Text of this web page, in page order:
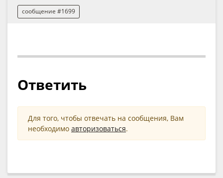
сообщение #1699
Ответить
Для того, чтобы отвечать на сообщения, Вам
необходимо авторизоваться.